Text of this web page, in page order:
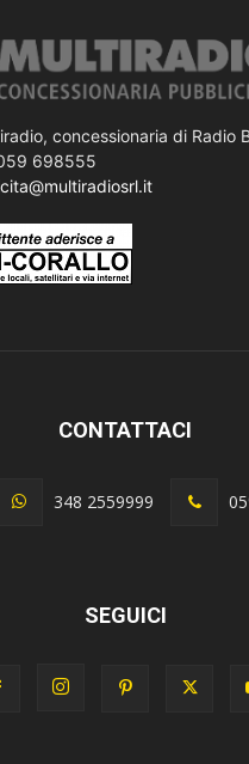
concessionaria di Radio
698555
CONTATTACI
348 2559999
SEGUICI